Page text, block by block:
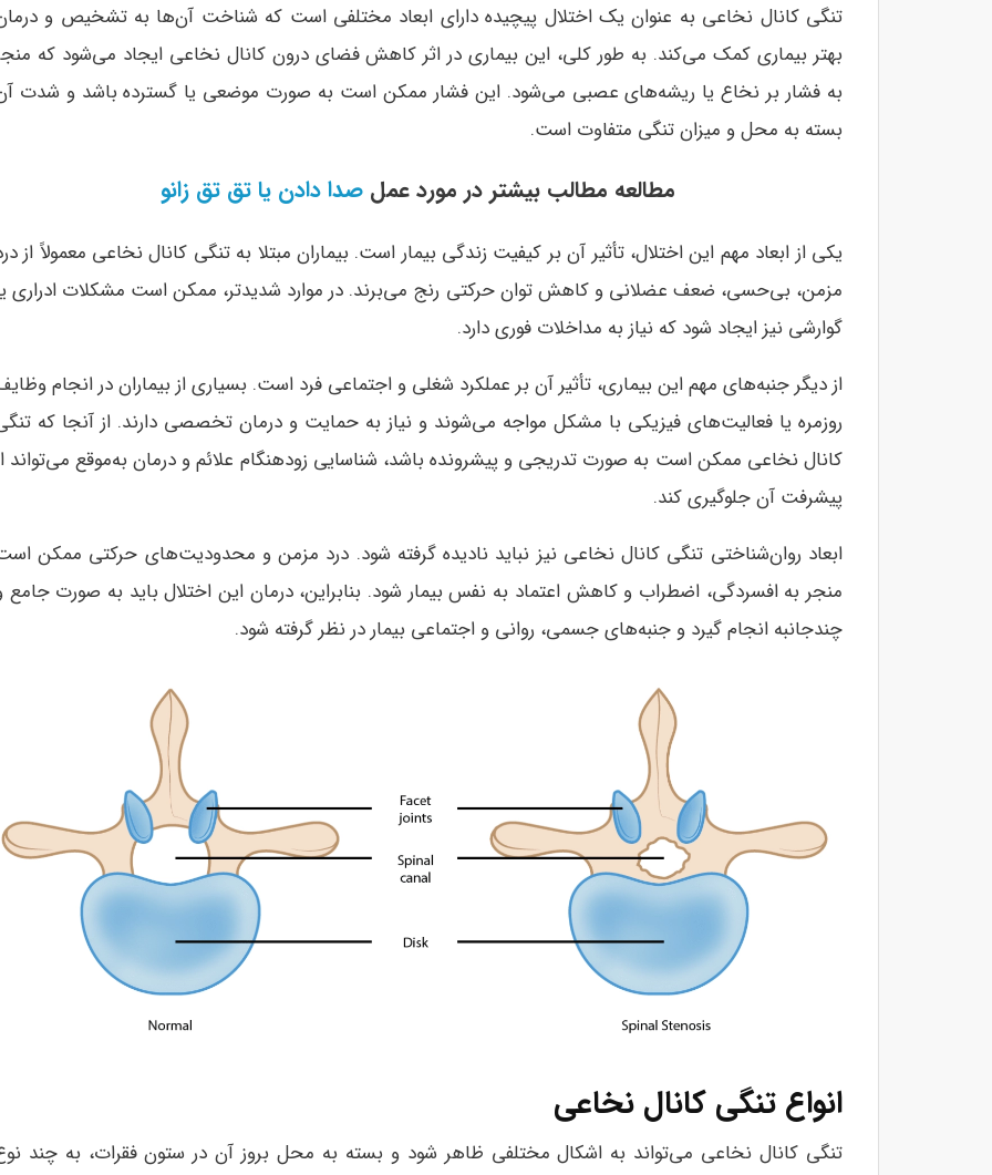
تنگی کانال نخاعی به عنوان یک اختلال پیچیده دارای ابعاد مختلفی است که شناخت آن‌ها به تشخیص و
بهتر بیماری کمک می‌کند. به طور کلی، این بیماری در اثر کاهش فضای درون کانال نخاعی ایجاد می‌شود که
به فشار بر نخاع یا ریشه‌های عصبی می‌شود. این فشار ممکن است به صورت موضعی یا گسترده باشد و شدت
بسته به محل و میزان تنگی متفاوت است.
مطالعه مطالب بیشتر در مورد عمل صدا دادن یا تق تق زانو
یکی از ابعاد مهم این اختلال، تأثیر آن بر کیفیت زندگی بیمار است. بیماران مبتلا به تنگی کانال نخاعی معمولاً از
مزمن، بی‌حسی، ضعف عضلانی و کاهش توان حرکتی رنج می‌برند. در موارد شدیدتر، ممکن است مشکلات ادراری
گوارشی نیز ایجاد شود که نیاز به مداخلات فوری دارد.
از دیگر جنبه‌های مهم این بیماری، تأثیر آن بر عملکرد شغلی و اجتماعی فرد است. بسیاری از بیماران در انجام
روزمره یا فعالیت‌های فیزیکی با مشکل مواجه می‌شوند و نیاز به حمایت و درمان تخصصی دارند. از آنجا که
کانال نخاعی ممکن است به صورت تدریجی و پیشرونده باشد، شناسایی زودهنگام علائم و درمان به‌موقع می‌تواند
پیشرفت آن جلوگیری کند.
ابعاد روان‌شناختی تنگی کانال نخاعی نیز نباید نادیده گرفته شود. درد مزمن و محدودیت‌های حرکتی ممکن
منجر به افسردگی، اضطراب و کاهش اعتماد به نفس بیمار شود. بنابراین، درمان این اختلال باید به صورت جامع
چندجانبه انجام گیرد و جنبه‌های جسمی، روانی و اجتماعی بیمار در نظر گرفته شود.
انواع تنگی کانال نخاعی
تنگی کانال نخاعی می‌تواند به اشکال مختلفی ظاهر شود و بسته به محل بروز آن در ستون فقرات، به چند